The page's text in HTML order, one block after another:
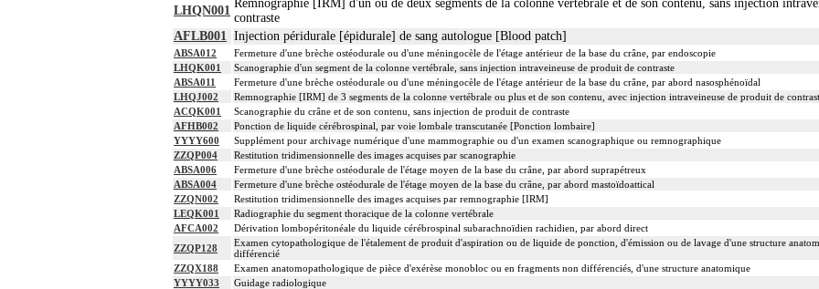
LHQN001
Remnographie [IRM] d'un ou de deux segments de la colonne vertébrale et de son contenu, sans injection
contraste
AFLB001 Injection péridurale [épidurale] de sang autologue [Blood patch]
ABSA012
Fermeture d'une brèche ostéodurale ou d'une méningocèle de l'étage antérieur de la base du crâne, par endoscopie
LHQK001
Scanographie d'un segment de la colonne vertébrale, sans injection intraveineuse de produit de contraste
ABSA011
Fermeture d'une brèche ostéodurale ou d'une méningocèle de l'étage antérieur de la base du crâne, par abord nasosphénoïdal
LHQJ002
Remnographie [IRM] de 3 segments de la colonne vertébrale ou plus et de son contenu, avec injection intraveineuse de produit de
ACQK001
Scanographie du crâne et de son contenu, sans injection de produit de contraste
AFHB002
Ponction de liquide cérébrospinal, par voie lombale transcutanée [Ponction lombaire]
YYYY600
Supplément pour archivage numérique d'une mammographie ou d'un examen scanographique ou remnographique
ZZQP004
Restitution tridimensionnelle des images acquises par scanographie
ABSA006
Fermeture d'une brèche ostéodurale de l'étage moyen de la base du crâne, par abord suprapétreux
ABSA004
Fermeture d'une brèche ostéodurale de l'étage moyen de la base du crâne, par abord mastoïdoattical
ZZQN002
Restitution tridimensionnelle des images acquises par remnographie [IRM]
LEQK001
Radiographie du segment thoracique de la colonne vertébrale
AFCA002
Dérivation lombopéritonéale du liquide cérébrospinal subarachnoïdien rachidien, par abord direct
ZZQP128
Examen cytopathologique de l'étalement de produit d'aspiration ou de liquide de ponction, d'émission ou de lavage d'une structure
différencié
ZZQX188
Examen anatomopathologique de pièce d'exérèse monobloc ou en fragments non différenciés, d'une structure anatomique
YYYY033
Guidage radiologique